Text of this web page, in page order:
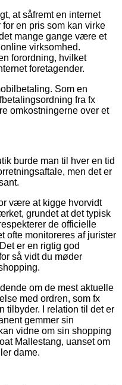
at såfremt en internet
en pris som kan virke
mange gange være et
virksomhed.
forordning, hvilket
foretagender.
Som en
fra fx
omkostningerne over et
burde man til hver en tid
men det er
være at kigge hvorvidt
grundet at det typisk
de officielle
ofte monitoreres af jurister
er en rigtig god
så vidt du møder
om de mest aktuelle
med ordren, som fx
tilbyder. I relation til det er
gemmer sin
vidne om sin shopping
Mallestang, uanset om
dame.